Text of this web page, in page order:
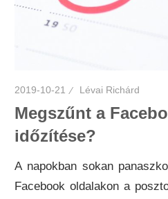
2019-10-21 Lévai Richárd
Megszűnt a
időzítése?
A napokban sokan
Facebook oldalakon a